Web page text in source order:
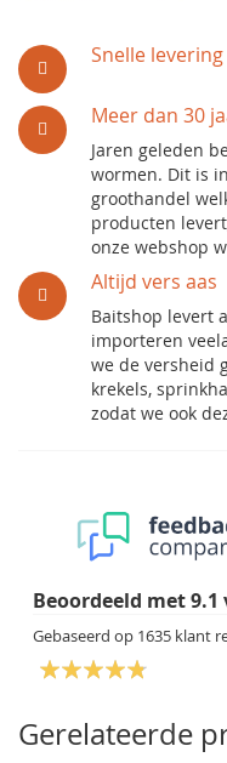
Snelle levering
Meer dan 30
Jaren geleden
wormen. Dit is
groothandel
producten
onze webshop
Altijd vers aas
Baitshop levert
importeren
we de versheid
krekels,
zodat we ook
Beoordeeld met9.1
Gebaseerd op 1635 klant
Gerelateerde